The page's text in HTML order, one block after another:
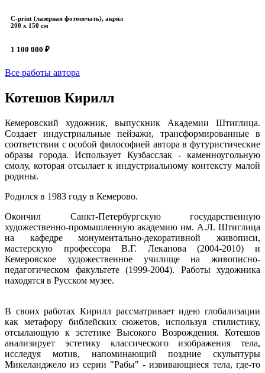
С-print (лазерная фотопечать), акрил
200 х 150 см
1 100 000 ₽
Все работы автора
Котешов Кирилл
Кемеровский художник, выпускник Академии Штиглица.
Создает индустриальные пейзажи, трансформированные в
соответствии с особой философией автора в футуристические
образы города. Использует Кузбасслак - каменноугольную
смолу, которая отсылает к индустриальному контексту малой
родины.
Родился в 1983 году в Кемерово.
Окончил Санкт-Петербургскую государственную
художественно-промышленную академию им. А.Л. Штиглица
на кафедре монументально-декоративной живописи,
мастерскую профессора В.Г. Леканова (2004-2010) и
Кемеровское художественное училище на живописно-
педагогическом факультете (1999-2004). Работы художника
находятся в Русском музее.
В своих работах Кирилл рассматривает идею глобализации
как метафору библейских сюжетов, используя стилистику,
отсылающую к эстетике Высокого Возрождения. Котешов
анализирует эстетику классического изображения тела,
исследуя мотив, напоминающий поздние скульптуры
Микеланджело из серии "Рабы" - извивающиеся тела, где-то